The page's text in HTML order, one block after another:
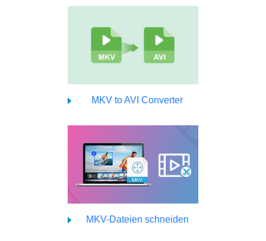
MKV to AVI Converter
MKV-Dateien schneiden